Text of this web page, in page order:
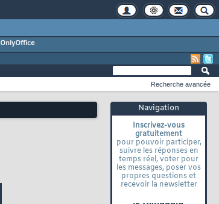
OnlyOffice
Navigation
Inscrivez-vous
gratuitement
pour pouvoir participer,
suivre les réponses en
temps réel, voter pour
les messages, poser vos
propres questions et
recevoir la newsletter
Recherche avancée